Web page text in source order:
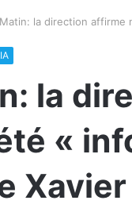
la direction affirme
la
«